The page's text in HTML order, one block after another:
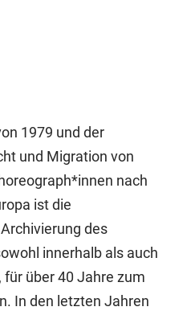
1979 und der
und Migration von
nach
ist die
des
innerhalb als auch
über 40 Jahre zum
In den letzten Jahren